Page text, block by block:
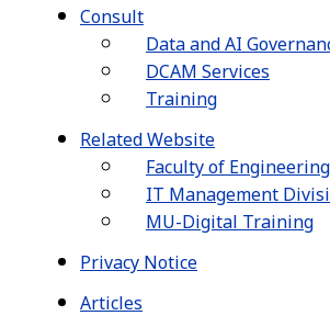
Consult
Data and AI
DCAM Services
Training
Related Website
Faculty of
IT Management
MU-Digital Training
Privacy Notice
Articles